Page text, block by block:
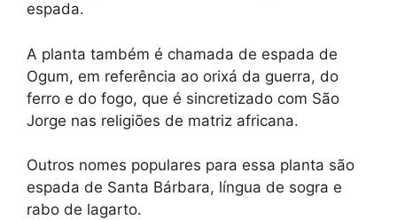
espada.
A planta também é chamada de espada de
Ogum, em referência ao orixá da guerra, do
ferro e do fogo, que é sincretizado com São
Jorge nas religiões de matriz africana.
Outros nomes populares para essa planta são
espada de Santa Bárbara, língua de sogra e
rabo de lagarto.